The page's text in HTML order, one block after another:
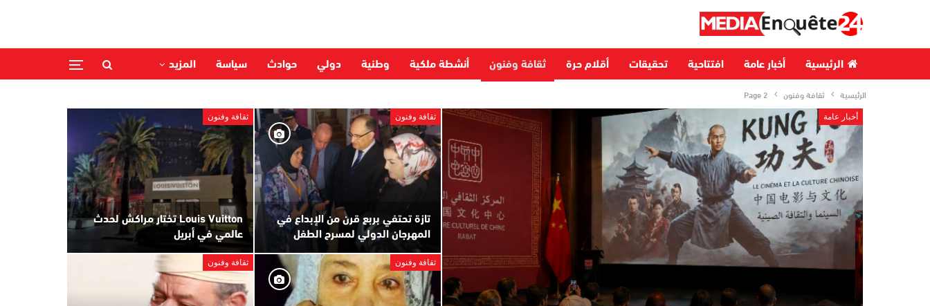
الرئيسية أخبار عامة افتتاحية تحقيقات أقلام حرة ثقافة وفنون أنشطة ملكية وطنية دولي حوادث سياسة المزيد
الرئيسية ثقافة وفنون Page 2
أخبار عامة ثقافة وفنون
تازة تحتفي بربع قرن من الإبداع في
المهرجان الدولي لمسرح الطفل
ثقافة وفنون
Louis Vuitton تختار مراكش لحدث
عالمي في أبريل
ثقافة وفنون ثقافة وفنون